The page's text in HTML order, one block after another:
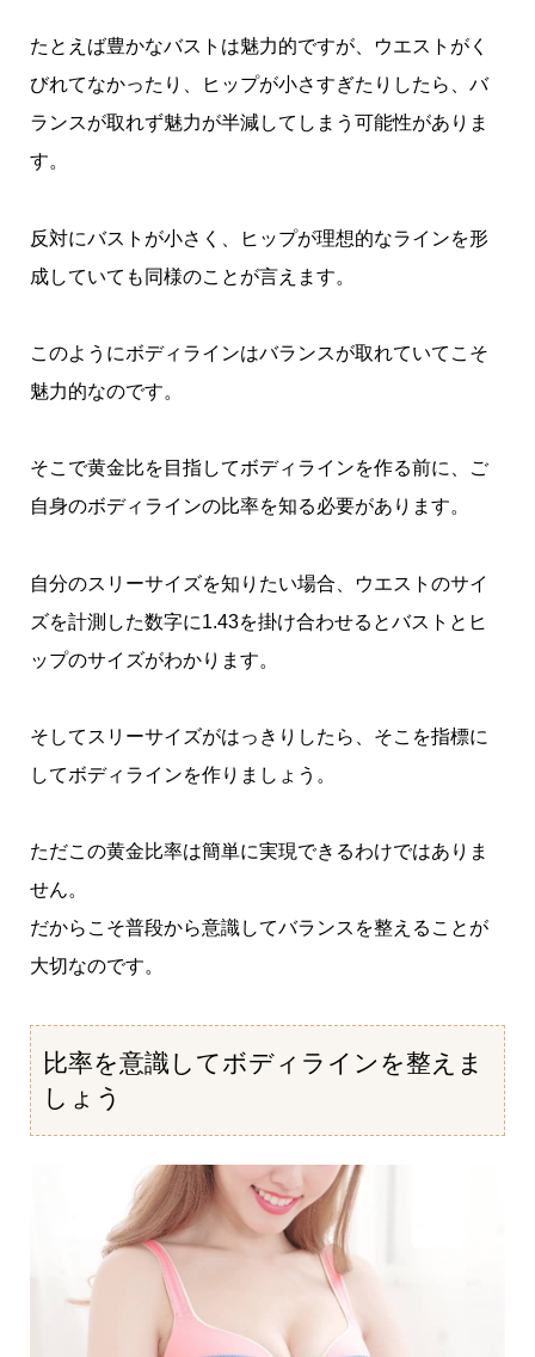
たとえば豊かなバストは魅力的ですが、ウエストがく
びれてなかったり、ヒップが小さすぎたりしたら、バ
ランスが取れず魅力が半減してしまう可能性がありま
す。
反対にバストが小さく、ヒップが理想的なラインを形
成していても同様のことが言えます。
このようにボディラインはバランスが取れていてこそ
魅力的なのです。
そこで黄金比を目指してボディラインを作る前に、ご
自身のボディラインの比率を知る必要があります。
自分のスリーサイズを知りたい場合、ウエストのサイ
ズを計測した数字に1.43を掛け合わせるとバストとヒ
ップのサイズがわかります。
そしてスリーサイズがはっきりしたら、そこを指標に
してボディラインを作りましょう。
ただこの黄金比率は簡単に実現できるわけではありま
せん。
だからこそ普段から意識してバランスを整えることが
大切なのです。
比率を意識してボディラインを整えま
しょう